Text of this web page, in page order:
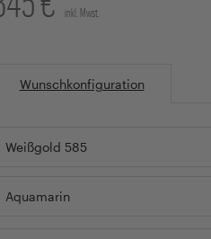
inkl. Mwst.
Wunschkonfiguration
Weißgold 585
Aquamarin